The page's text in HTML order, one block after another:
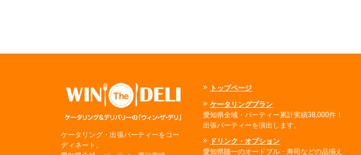
トップページ
ケータリングプラン
愛知県全域・パーティー累計実績38,000件！
出張パーティーを演出します。
ドリンク・オプション
愛知県随一のオードブル・寿司などの品揃え
ケータリング・出張パーティーをコー
ディネート。